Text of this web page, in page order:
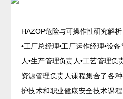
HAZOP危险与可操作性研究解析
•工厂总经理•工厂运作经理•设
人•生产管理负责人•工艺管理负
资源管理负责人课程集合了各
护技术和职业健康安全技术课